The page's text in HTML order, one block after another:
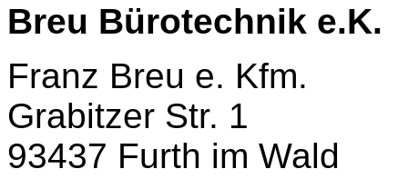
Breu Bürotechnik e.K.
Franz Breu e. Kfm.
Grabitzer Str. 1
93437 Furth im Wald